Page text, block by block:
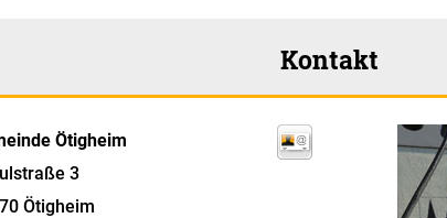
Kontakt
Ötigheim
3
Ötigheim